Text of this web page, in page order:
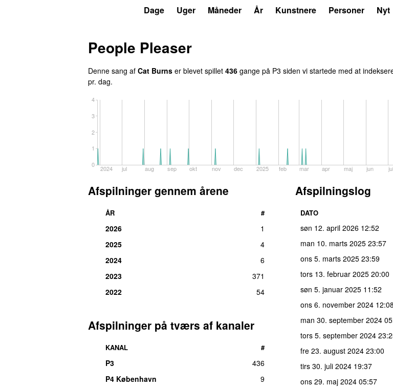
Dage Uger Måneder År Kunstnere Personer Nyt
People Pleaser
Denne sang af Cat Burns er blevet spillet 436 gange på P3 siden vi startede med at
pr. dag.
2024 jul aug sep okt nov dec 2025 feb mar apr maj jun jul
0
1
2
3
4
Afspilninger gennem årene
ÅR #
2026
1
2025
4
2024
6
2023
371
2022
54
Afspilninger på tværs af kanaler
KANAL #
P3
436
P4 København
9
Afspilningslog
DATO
søn 12. april 2026 12:52
man 10. marts 2025 23:57
ons 5. marts 2025 23:59
tors 13. februar 2025 20:00
søn 5. januar 2025 11:52
ons 6. november 2024 12:08
man 30. september 2024
tors 5. september 2024
fre 23. august 2024 23:00
tirs 30. juli 2024 19:37
ons 29. maj 2024 05:57